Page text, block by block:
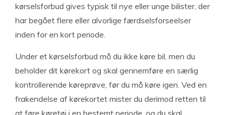
kørselsforbud gives typisk til nye eller unge bilister, der
har begået flere eller alvorlige færdselsforseelser
inden for en kort periode.
Under et kørselsforbud må du ikke køre bil, men du
beholder dit kørekort og skal gennemføre en særlig
kontrollerende køreprøve, før du må køre igen. Ved en
frakendelse af kørekortet mister du derimod retten til
at føre køretøj i en bestemt periode, og du skal